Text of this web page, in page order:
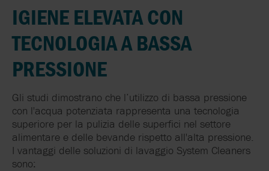
IGIENE ELEVATA CON
TECNOLOGIA A BASSA
PRESSIONE
Gli studi dimostrano che l’utilizzo di bassa pressione
con l'acqua potenziata rappresenta una tecnologia
superiore per la pulizia delle superfici nel settore
alimentare e delle bevande rispetto all'alta pressione.
I vantaggi delle soluzioni di lavaggio System Cleaners
sono: